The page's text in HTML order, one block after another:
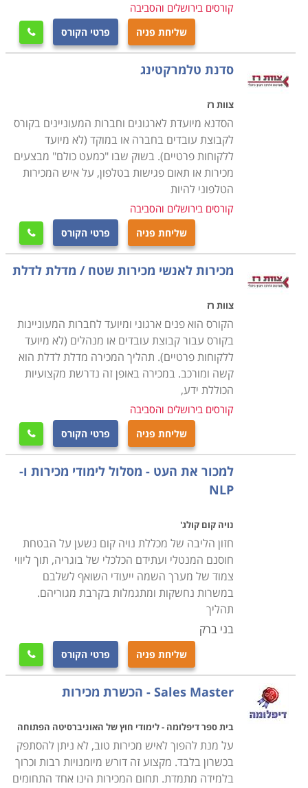
קורסים בירושלים והסביבה
שליחת פניה פרטי הקורס 
סדנת טלמרקטינג
צוות רז
הסדנא מיועדת לארגונים וחברות המעוניינים בקורס
לקבוצת עובדים בחברה או במוקד (לא מיועד
ללקוחות פרטיים). בשוק שבו "כמעט כולם" מבצעים
מכירות או תאום פגישות בטלפון, על איש המכירות
הטלפוני להיות
קורסים בירושלים והסביבה
שליחת פניה פרטי הקורס 
מכירות לאנשי מכירות שטח / מדלת לדלת
צוות רז
הקורס הוא פנים ארגוני ומיועד לחברות המעוניינות
בקורס עבור קבוצת עובדים או מנהלים (לא מיועד
ללקוחות פרטיים). תהליך המכירה מדלת לדלת הוא
קשה ומורכב. במכירה באופן זה נדרשת מקצועיות
הכוללת ידע,
קורסים בירושלים והסביבה
שליחת פניה פרטי הקורס 
למכור את העט - מסלול לימודי מכירות ו-
NLP
נויה קום קולג'
חזון הליבה של מכללת נויה קום נשען על הבטחת
חוסנם המנטלי ועתידם הכלכלי של בוגריה, תוך ליווי
צמוד של מערך השמה ייעודי השואף לשלבם
במשרות נחשקות ומתגמלות בקרבת מגוריהם.
תהליך
בני ברק
שליחת פניה פרטי הקורס 
Sales Master - הכשרת מכירות
בית ספר דיפלומה - לימודי חוץ של האוניברסיטה הפתוחה
על מנת להפוך לאיש מכירות טוב, לא ניתן להסתפק
בכשרון בלבד. מקצוע זה דורש מיומנויות רבות וכרוך
בלמידה מתמדת. תחום המכירות הינו אחד התחומים